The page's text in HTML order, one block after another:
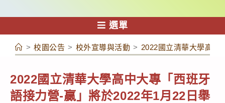
容
選單
> 校園公告 > 校外宣導與活動 > 2022國立清華大學高中
2022國立清華大學高中大專「西班牙
語接力營-贏」將於2022年1月22日舉